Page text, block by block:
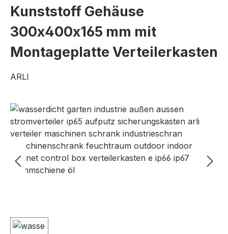
Kunststoff Gehäuse
300x400x165 mm mit
Montageplatte Verteilerkasten
ARLI
Bildergalerie überspringen